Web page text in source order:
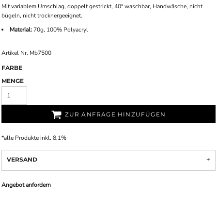
Mit variablem Umschlag, doppelt gestrickt, 40° waschbar, Handwäsche, nicht
bügeln, nicht trocknergeeignet.
Material: 70g, 100% Polyacryl
Artikel Nr. Mb7500
FARBE
MENGE
ZUR ANFRAGE HINZUFÜGEN
*alle Produkte inkl. 8.1%
VERSAND
Angebot anfordern